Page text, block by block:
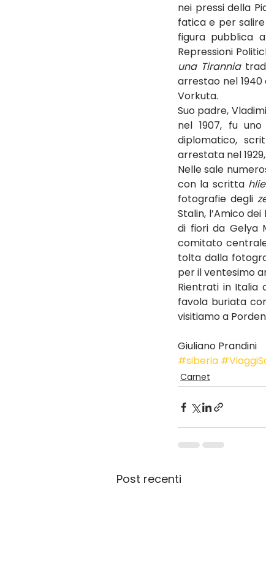
nei pressi della
fatica e per
figura pubblica
Repressioni
una Tirannia
arrestao nel
Vorkuta.
Suo padre,
nel 1907, fu
diplomatico,
arrestata nel
Nelle sale
con la scritta
fotografie degli
Stalin, l’Amico
di fiori da Gelya
comitato centrale
tolta dalla
per il ventesimo
Rientrati in Italia
favola buriata
visitiamo a
Giuliano Prandini
#siberia
Carnet
Post recenti